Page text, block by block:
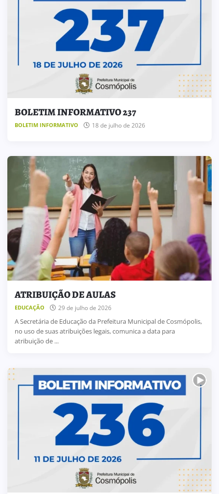
BOLETIM INFORMATIVO 237
BOLETIM INFORMATIVO 18 de julho de 2026
ATRIBUIÇÃO DE AULAS
EDUCAÇÃO 29 de julho de 2026
A Secretária de Educação da Prefeitura Municipal de Cosmópolis,
no uso de suas atribuições legais, comunica a data para
atribuição de ...